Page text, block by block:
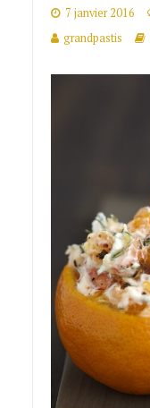
7 janvier 2016
grandpastis